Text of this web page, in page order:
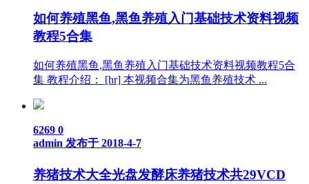
如何养殖黑鱼,黑鱼养殖入门基础技术资料视频
教程5合集
如何养殖黑鱼,黑鱼养殖入门基础技术资料视频教程5合
集 教程介绍： [hr] 本视频合集为黑鱼养殖技术 ...
6269 0
admin 发布于 2018-4-7
养猪技术大全光盘发酵床养猪技术共29VCD